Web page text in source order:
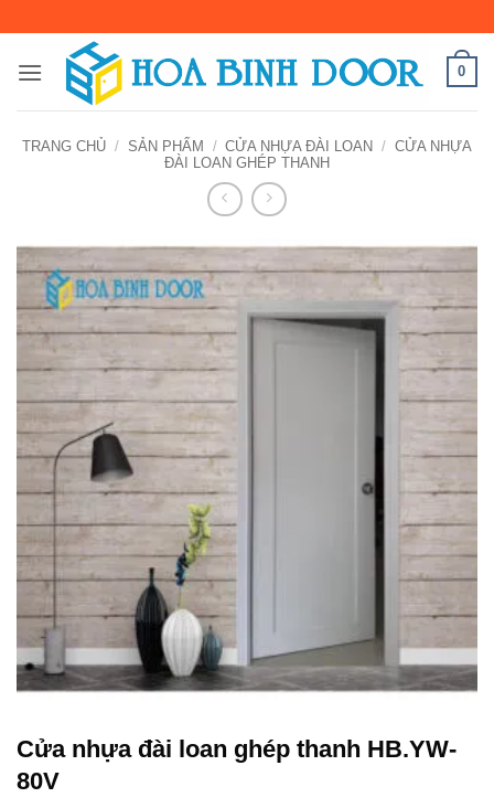
nội
0
TRANG CHỦ / SẢN PHẨM / CỬA NHỰA ĐÀI LOAN / CỬA NHỰA
ĐÀI LOAN GHÉP THANH
Cửa nhựa đài loan ghép thanh HB.YW-
80V